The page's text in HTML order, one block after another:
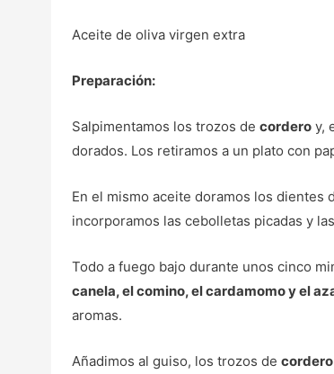
Aceite de oliva virgen extra
Preparación:
Salpimentamos los trozos de corderoy,
dorados. Los retiramos a un plato con
En el mismo aceite doramos los dientes
incorporamos las cebolletas picadas y
Todo a fuego bajo durante unos cinco
canela, el comino, el cardamomo y el
aromas.
Añadimos al guiso, los trozos de cordero